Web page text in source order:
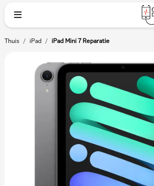
Thuis / iPad / iPad Mini 7 Reparatie